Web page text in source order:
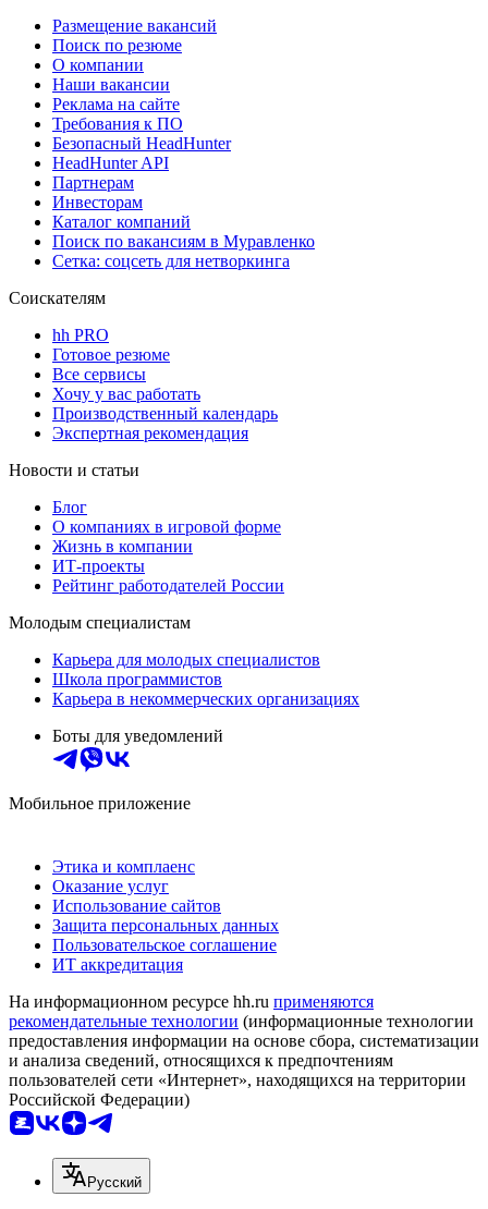
Размещение вакансий
Поиск по резюме
О компании
Наши вакансии
Реклама на сайте
Требования к ПО
Безопасный HeadHunter
HeadHunter API
Партнерам
Инвесторам
Каталог компаний
Поиск по вакансиям в Муравленко
Сетка: соцсеть для нетворкинга
Соискателям
hh PRO
Готовое резюме
Все сервисы
Хочу у вас работать
Производственный календарь
Экспертная рекомендация
Новости и статьи
Блог
О компаниях в игровой форме
Жизнь в компании
ИТ-проекты
Рейтинг работодателей России
Молодым специалистам
Карьера для молодых специалистов
Школа программистов
Карьера в некоммерческих организациях
Боты для уведомлений
Мобильное приложение
Этика и комплаенс
Оказание услуг
Использование сайтов
Защита персональных данных
Пользовательское соглашение
ИТ аккредитация
На информационном ресурсе hh.ru применяются
рекомендательные технологии (информационные технологии
предоставления информации на основе сбора, систематизации
и анализа сведений, относящихся к предпочтениям
пользователей сети «Интернет», находящихся на территории
Российской Федерации)
Русский